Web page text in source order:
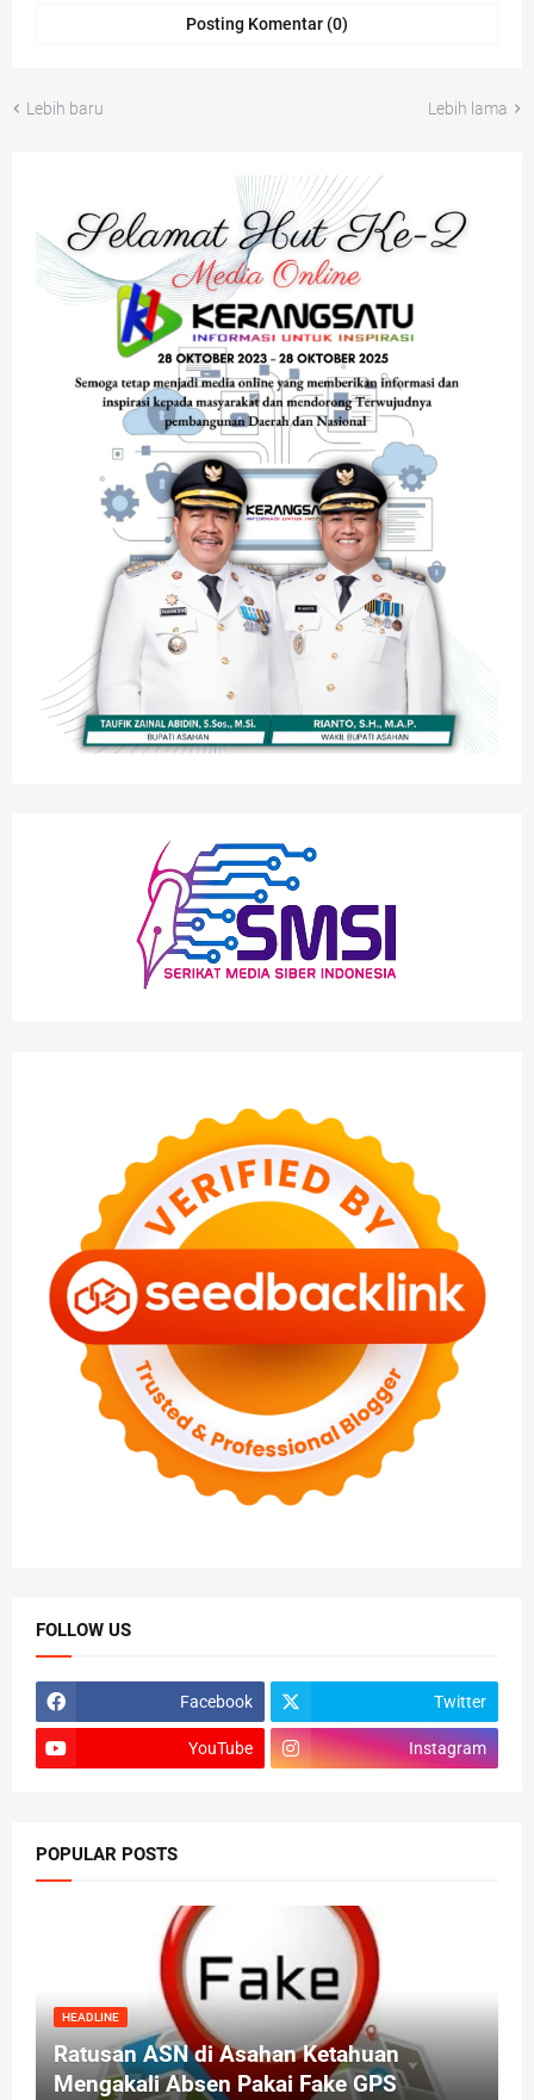
Posting Komentar (0)
Lebih baru Lebih lama
FOLLOW US
Facebook Twitter
YouTube Instagram
POPULAR POSTS
HEADLINE
Ratusan ASN di Asahan Ketahuan
Mengakali Absen Pakai Fake GPS